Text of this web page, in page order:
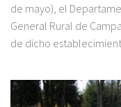
de mayo), el
General Rural de
de dicho